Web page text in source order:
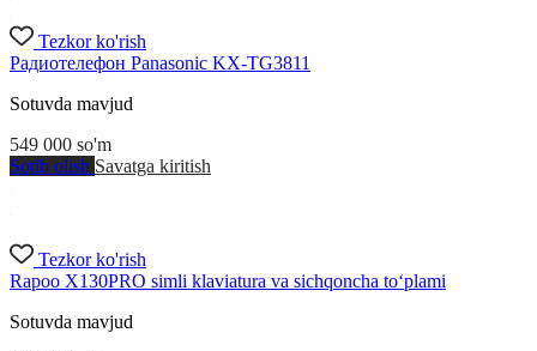
Tezkor ko'rish
Радиотелефон Panasonic KX-TG3811
Sotuvda mavjud
549 000 so'm
Sotib olish Savatga kiritish
Tezkor ko'rish
Rapoo X130PRO simli klaviatura va sichqoncha to‘plami
Sotuvda mavjud